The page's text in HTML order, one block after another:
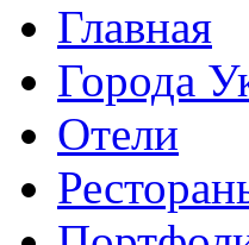
Главная
Города
Отели